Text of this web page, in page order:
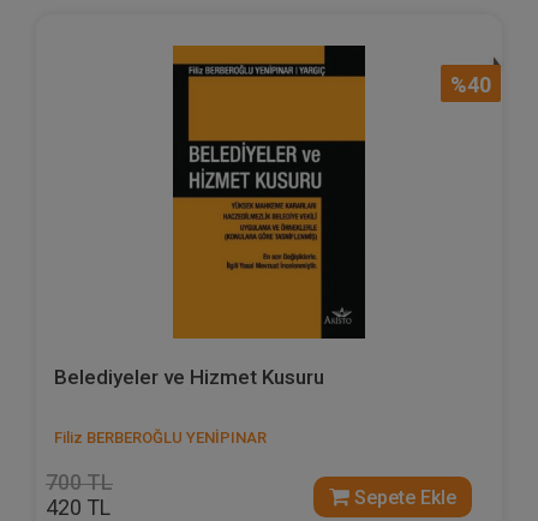
%40
Belediyeler ve Hizmet Kusuru
Filiz BERBEROĞLU YENİPINAR
700 TL
420 TL Sepete Ekle